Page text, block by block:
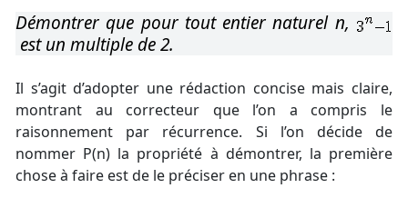
Démontrer que pour tout entier naturel n,
est un multiple de 2.
Il s’agit d’adopter une rédaction concise mais claire,
montrant au correcteur que l’on a compris le
raisonnement par récurrence. Si l’on décide de
nommer P(n) la propriété à démontrer, la première
chose à faire est de le préciser en une phrase :